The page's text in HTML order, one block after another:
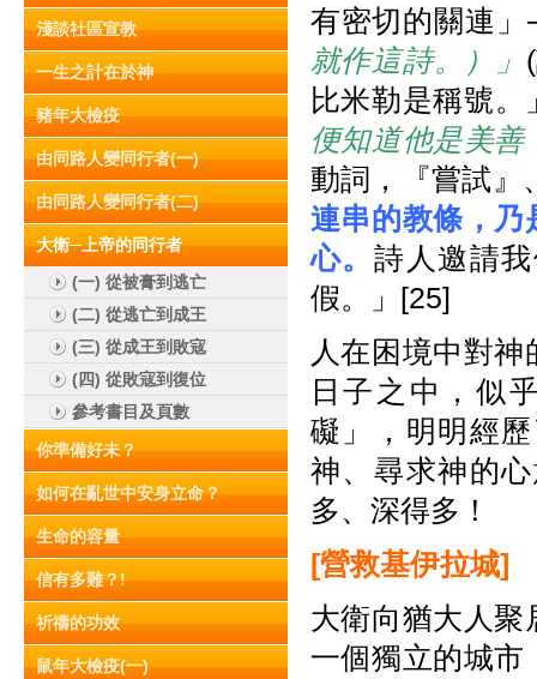
淺談社區宣教
一生之計在於神
豬年大檢疫
由同路人變同行者(一)
由同路人變同行者(二)
大衛─上帝的同行者
(一) 從被膏到逃亡
(二) 從逃亡到成王
(三) 從成王到敗寇
(四) 從敗寇到復位
參考書目及頁數
你準備好未？
如何在亂世中安身立命？
生命的容量
信有多難？!
祈禱的功效
鼠年大檢疫(一)
有密切的關連
就作這詩。）」
比米勒是稱號
便知道他是美
動詞，『嘗試
連串的教條，乃
心。 詩人邀請
假。」[25]
人在困境中對
日子之中，似
礙」，明明經
神、尋求神的
多、深得多！
[營救基伊拉城]
大衛向猶大人聚
一個獨立的城市